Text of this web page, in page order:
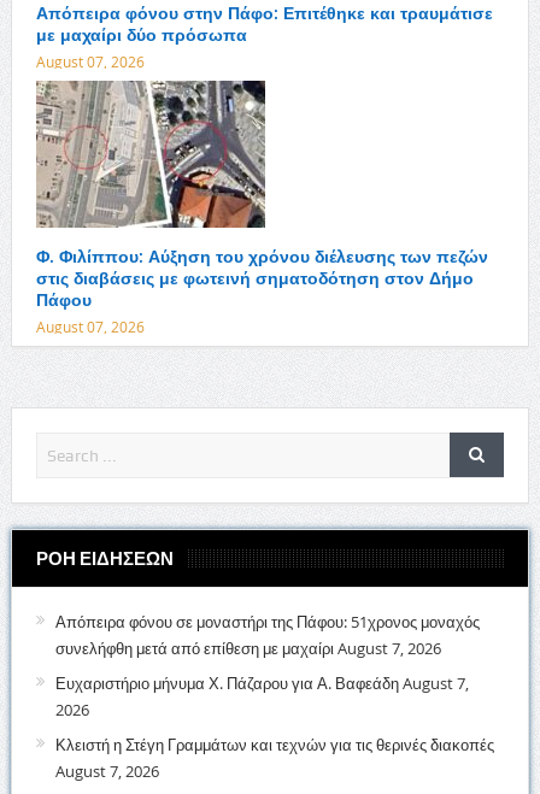
Απόπειρα φόνου στην Πάφο: Επιτέθηκε και τραυμάτισε
με μαχαίρι δύο πρόσωπα
August 07, 2026
Φ. Φιλίππου: Αύξηση του χρόνου διέλευσης των πεζών
στις διαβάσεις με φωτεινή σηματοδότηση στον Δήμο
Πάφου
August 07, 2026
ΡΟΗ ΕΙΔΗΣΕΩΝ
Απόπειρα φόνου σε μοναστήρι της Πάφου: 51χρονος μοναχός
συνελήφθη μετά από επίθεση με μαχαίριAugust 7, 2026
Ευχαριστήριο μήνυμα Χ. Πάζαρου για Α. ΒαφεάδηAugust 7,
2026
Κλειστή η Στέγη Γραμμάτων και τεχνών για τις θερινές διακοπές
August 7, 2026